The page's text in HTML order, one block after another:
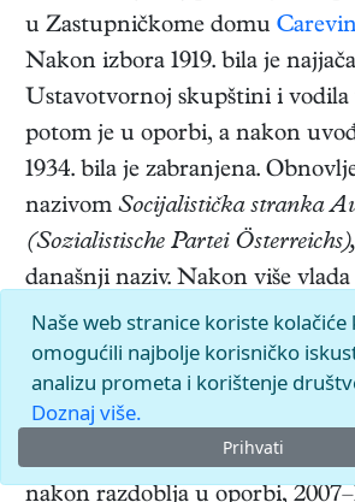
u Zastupničkome domu
Nakon izbora 1919. bila je
Ustavotvornoj skupštini i vodila
potom je u oporbi, a nakon
1934. bila je zabranjena.
nazivom Socijalistička stranka
(Sozialistische Partei Österreichs),
današnji naziv. Nakon više
s ÖVP-om (1945–66) prešla je u
potom je uz potporu FPÖ-a
vladu (1970–71). Samostalno je
potom u koaliciji s FPÖ-om
je ponovno u velikim koalicijama
nakon razdoblja u oporbi,
Naše web stranice koriste kolačiće
omogućili najbolje korisničko
analizu prometa i korištenje
Doznaj više.
Prihvati